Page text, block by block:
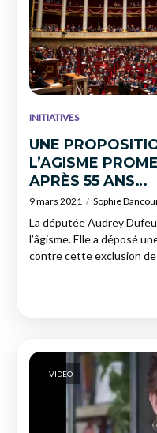
INITIATIVES
UNE
L’AGISME
APRÈS 55 ANS…
9 mars 2021 Sophie
La députée Audrey
l’âgisme. Elle a déposé
contre cette exclusion
VIDEO